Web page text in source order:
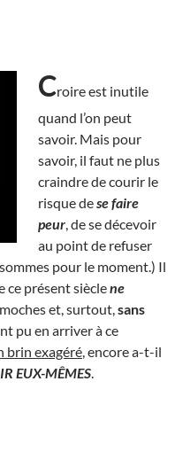
Croire est inutile
quand l’on peut
savoir. Mais pour
savoir, il faut ne plus
craindre de courir le
risque dese faire
peur , de se décevoir
au point de refuser
pour le moment.) Il
ce présent sièclene
et, surtout, sans
pu en arriver à ce
brin exagéré , encore a-t-il
EUX-MÊMES